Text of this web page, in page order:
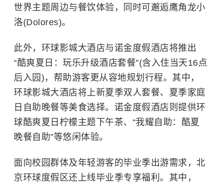
世界主题周边与餐饮体验，同时可邂逅鹰角龙小
洛(Dolores)。
此外，环球影城大酒店与诺金度假酒店将推出
“酷爽夏日：玩乐升级酒店套餐”(含入住当天16点
后入园)，帮助游客更从容地规划行程。其中，
环球影城大酒店将上新夏季双人套餐、夏季家庭
日自助晚餐等美食选择。诺金度假酒店则提供环
球酷爽夏日柠檬主题下午茶、“我耀自助：酷夏
晚餐自助”等悠闲体验。
面向校园群体及年轻游客的毕业季出游需求，北
京环球度假区还上线毕业季专享福利。其中，